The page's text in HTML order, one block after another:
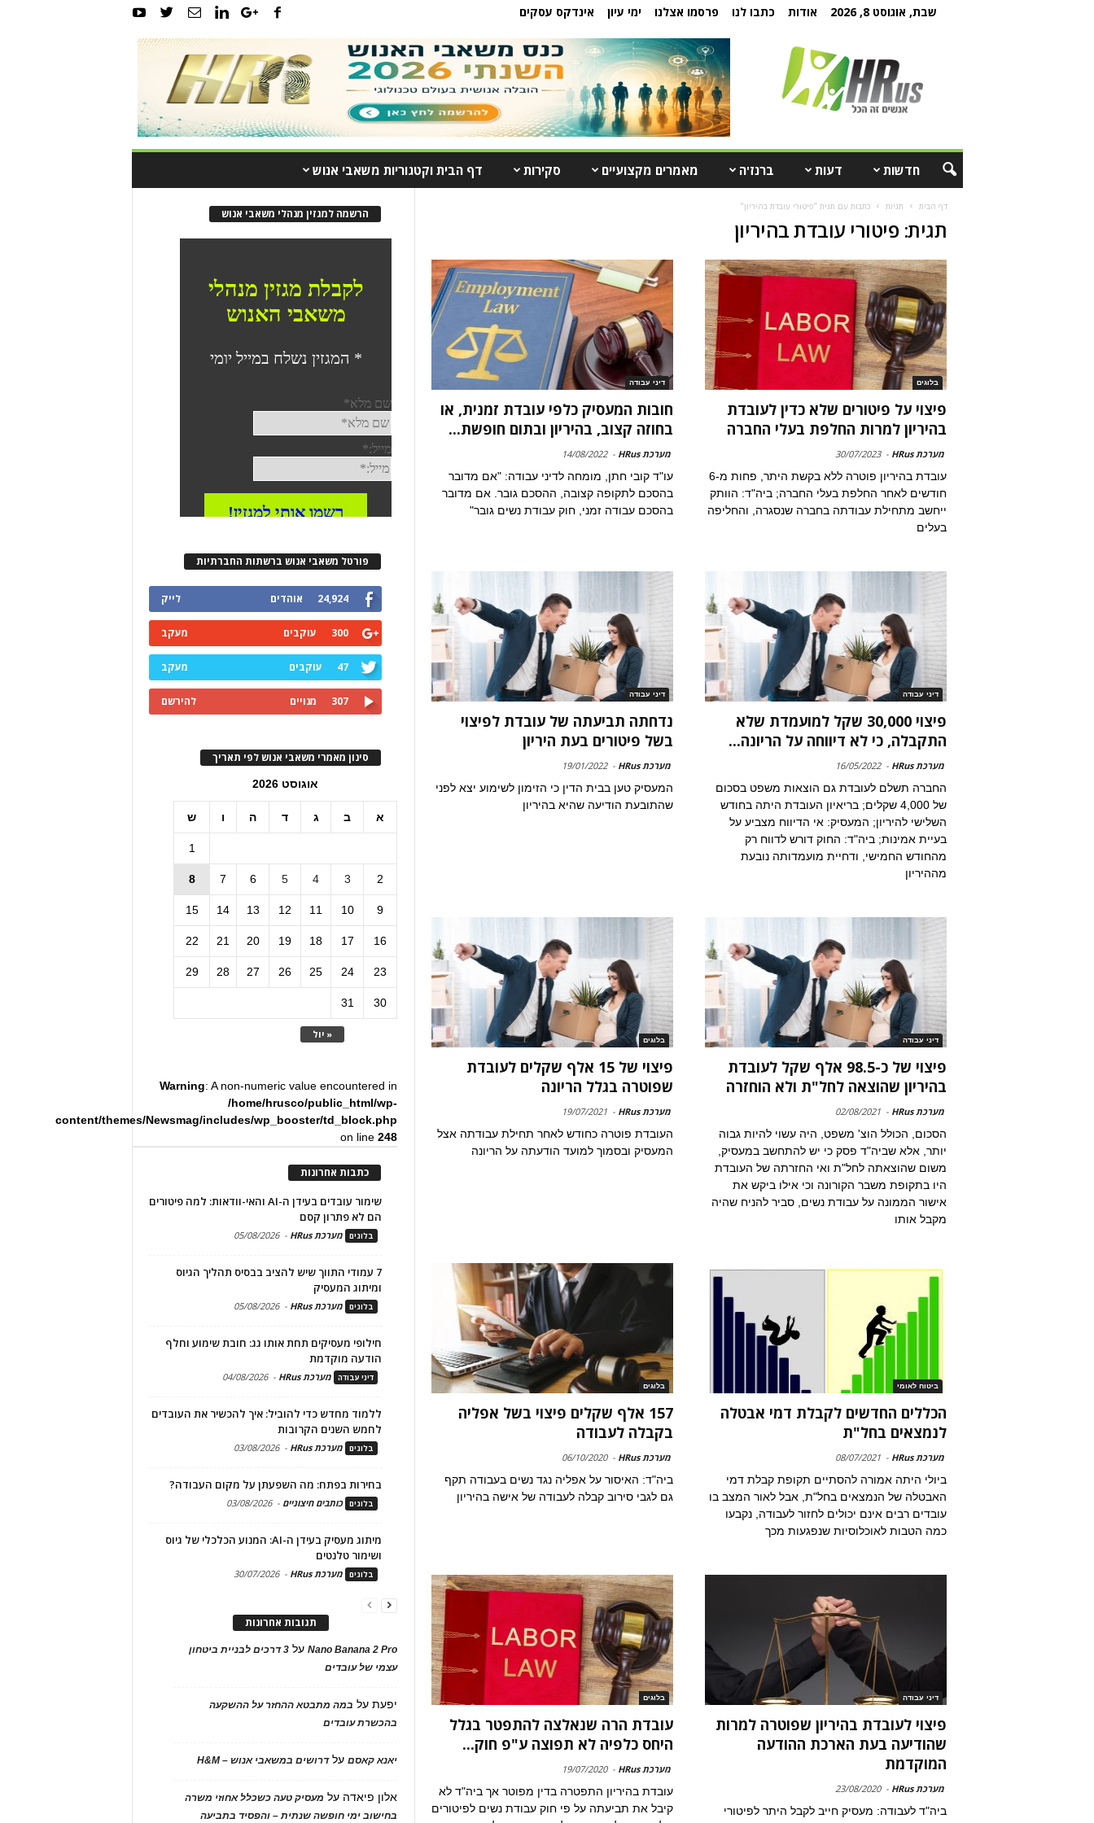
שבת, אוגוסט 8, 2026 אודות כתבו לנו פרסמו אצלנו ימי עיון אינדקס עסקים
חדשות דעות ברנז'ה מאמרים מקצועיים סקירות דף הבית וקטגוריות משאבי אנוש
דף הבית תגיות כתבות עם תגית "פיטורי עובדת בהיריון"
תגית: פיטורי עובדת בהיריון
בלוגים
פיצוי על פיטורים שלא כדין לעובדת
בהיריון למרות החלפת בעלי החברה
מערכת HRus -
30/07/2023
עובדת בהיריון פוטרה ללא בקשת היתר, פחות מ-6
חודשים לאחר החלפת בעלי החברה; ביה"ד: הוותק
ייחשב מתחילת עבודתה בחברה שנסגרה, והחליפה
בעלים
דיני עבודה
חובות המעסיק כלפי עובדת זמנית, או
בחוזה קצוב, בהיריון ובתום חופשת...
מערכת HRus -
14/08/2022
עו"ד קובי חתן, מומחה לדיני עבודה: "אם מדובר
בהסכם לתקופה קצובה, ההסכם גובר. אם מדובר
בהסכם עבודה זמני, חוק עבודת נשים גובר"
דיני עבודה
פיצוי 30,000 שקל למועמדת שלא
התקבלה, כי לא דיווחה על הריונה...
מערכת HRus -
16/05/2022
החברה תשלם לעובדת גם הוצאות משפט בסכום
של 4,000 שקלים; בריאיון העובדת היתה בחודש
השלישי להיריון; המעסיק: אי הדיווח מצביע על
בעיית אמינות; ביה"ד: החוק דורש לדווח רק
מהחודש החמישי, ודחיית מועמדותה נובעת
מההיריון
דיני עבודה
נדחתה תביעתה של עובדת לפיצוי
בשל פיטורים בעת היריון
מערכת HRus -
19/01/2022
המעסיק טען בבית הדין כי הזימון לשימוע יצא לפני
שהתובעת הודיעה שהיא בהיריון
דיני עבודה
פיצוי של כ-98.5 אלף שקל לעובדת
בהיריון שהוצאה לחל"ת ולא הוחזרה
מערכת HRus -
02/08/2021
הסכום, הכולל הוצ' משפט, היה עשוי להיות גבוה
יותר, אלא שביה"ד פסק כי יש להתחשב במעסיק,
משום שהוצאתה לחל"ת ואי החזרתה של העובדת
היו בתקופת משבר הקורונה וכי אילו ביקש את
אישור הממונה על עבודת נשים, סביר להניח שהיה
מקבל אותו
בלוגים
פיצוי של 15 אלף שקלים לעובדת
שפוטרה בגלל הריונה
מערכת HRus -
19/07/2021
העובדת פוטרה כחודש לאחר תחילת עבודתה אצל
המעסיק ובסמוך למועד הודעתה על הריונה
ביטוח לאומי
הכללים החדשים לקבלת דמי אבטלה
לנמצאים בחל"ת
מערכת HRus -
08/07/2021
ביולי היתה אמורה להסתיים תקופת קבלת דמי
האבטלה של הנמצאים בחל"ת, אבל לאור המצב בו
עובדים רבים אינם יכולים לחזור לעבודה, נקבעו
כמה הטבות לאוכלוסיות שנפגעות מכך
בלוגים
157 אלף שקלים פיצוי בשל אפליה
בקבלה לעבודה
מערכת HRus -
06/10/2020
ביה"ד: האיסור על אפליה נגד נשים בעבודה תקף
גם לגבי סירוב קבלה לעבודה של אישה בהיריון
דיני עבודה
פיצוי לעובדת בהיריון שפוטרה למרות
שהודיעה בעת הארכת ההודעה
המוקדמת
מערכת HRus -
23/08/2020
ביה"ד לעבודה: מעסיק חייב לקבל היתר לפיטורי
בלוגים
עובדת הרה שנאלצה להתפטר בגלל
היחס כלפיה לא תפוצה ע"פ חוק...
מערכת HRus -
19/07/2020
עובדת בהיריון התפטרה בדין מפוטר אך ביה"ד לא
קיבל את תביעתה על פי חוק עבודת נשים לפיטורים
הרשמה למגזין מנהלי משאבי אנוש
פורטל משאבי אנוש ברשתות החברתיות
24,924 אוהדים לייק
300 עוקבים מעקב
47 עוקבים מעקב
307 מנויים להירשם
סינון מאמרי משאבי אנוש לפי תאריך
אוגוסט 2026
א ב ג ד ה ו ש
« יול
1
2
3
4
5
6
7
8
9
10
11
12
13
14
15
16
17
18
19
20
21
22
23
24
25
26
27
28
29
30
31
Warning: A non-numeric value encountered in
/home/hrusco/public_html/wp-
content/themes/Newsmag/includes/wp_booster/td_block.php
on line248
כתבות אחרונות
שימור עובדים בעידן ה-AI והאי-וודאות: למה פיטורים
הם לא פתרון קסם
בלוגים מערכת HRus -
05/08/2026
7 עמודי התווך שיש להציב בבסיס תהליך הגיוס
ומיתוג המעסיק
בלוגים מערכת HRus -
05/08/2026
חילופי מעסיקים תחת אותו גג: חובת שימוע וחלף
הודעה מוקדמת
דיני עבודה מערכת HRus -
04/08/2026
ללמוד מחדש כדי להוביל: איך להכשיר את העובדים
לחמש השנים הקרובות
בלוגים מערכת HRus -
03/08/2026
בחירות בפתח: מה השפעתן על מקום העבודה?
בלוגים כותבים חיצוניים -
03/08/2026
מיתוג מעסיק בעידן ה-AI: המנוע הכלכלי של גיוס
ושימור טלנטים
בלוגים מערכת HRus -
30/07/2026
תגובות אחרונות
Nano Banana 2 Proעל
3 דרכים לבניית ביטחון
עצמי של עובדים
יפעתעל במה מתבטא ההחזר על ההשקעה
בהכשרת עובדים
יאנא קאסםעלדרושים במשאבי אנוש – H&M
אלון פיאדה על מעסיק טעה כשכלל אחוזי משרה
בחישוב ימי חופשה שנתית – והפסיד בתביעה